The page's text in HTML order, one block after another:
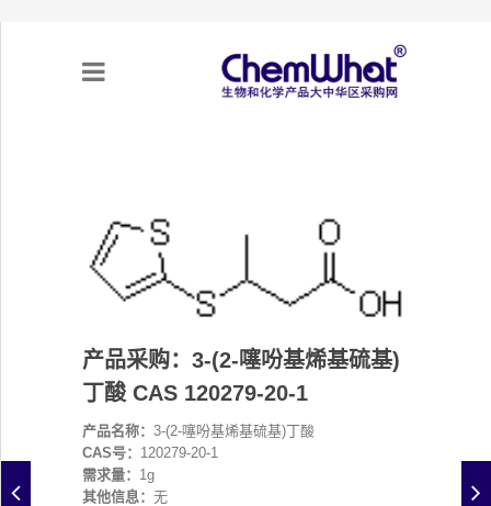
项目合作
产品需求
专题采购
不可靠实体清单（UEL）
产品采购：3-(2-噻吩基烯基硫基)
丁酸 CAS 120279-20-1
产品名称： 3-(2-噻吩基烯基硫基)丁酸
CAS号： 120279-20-1
需求量： 1g
其他信息： 无